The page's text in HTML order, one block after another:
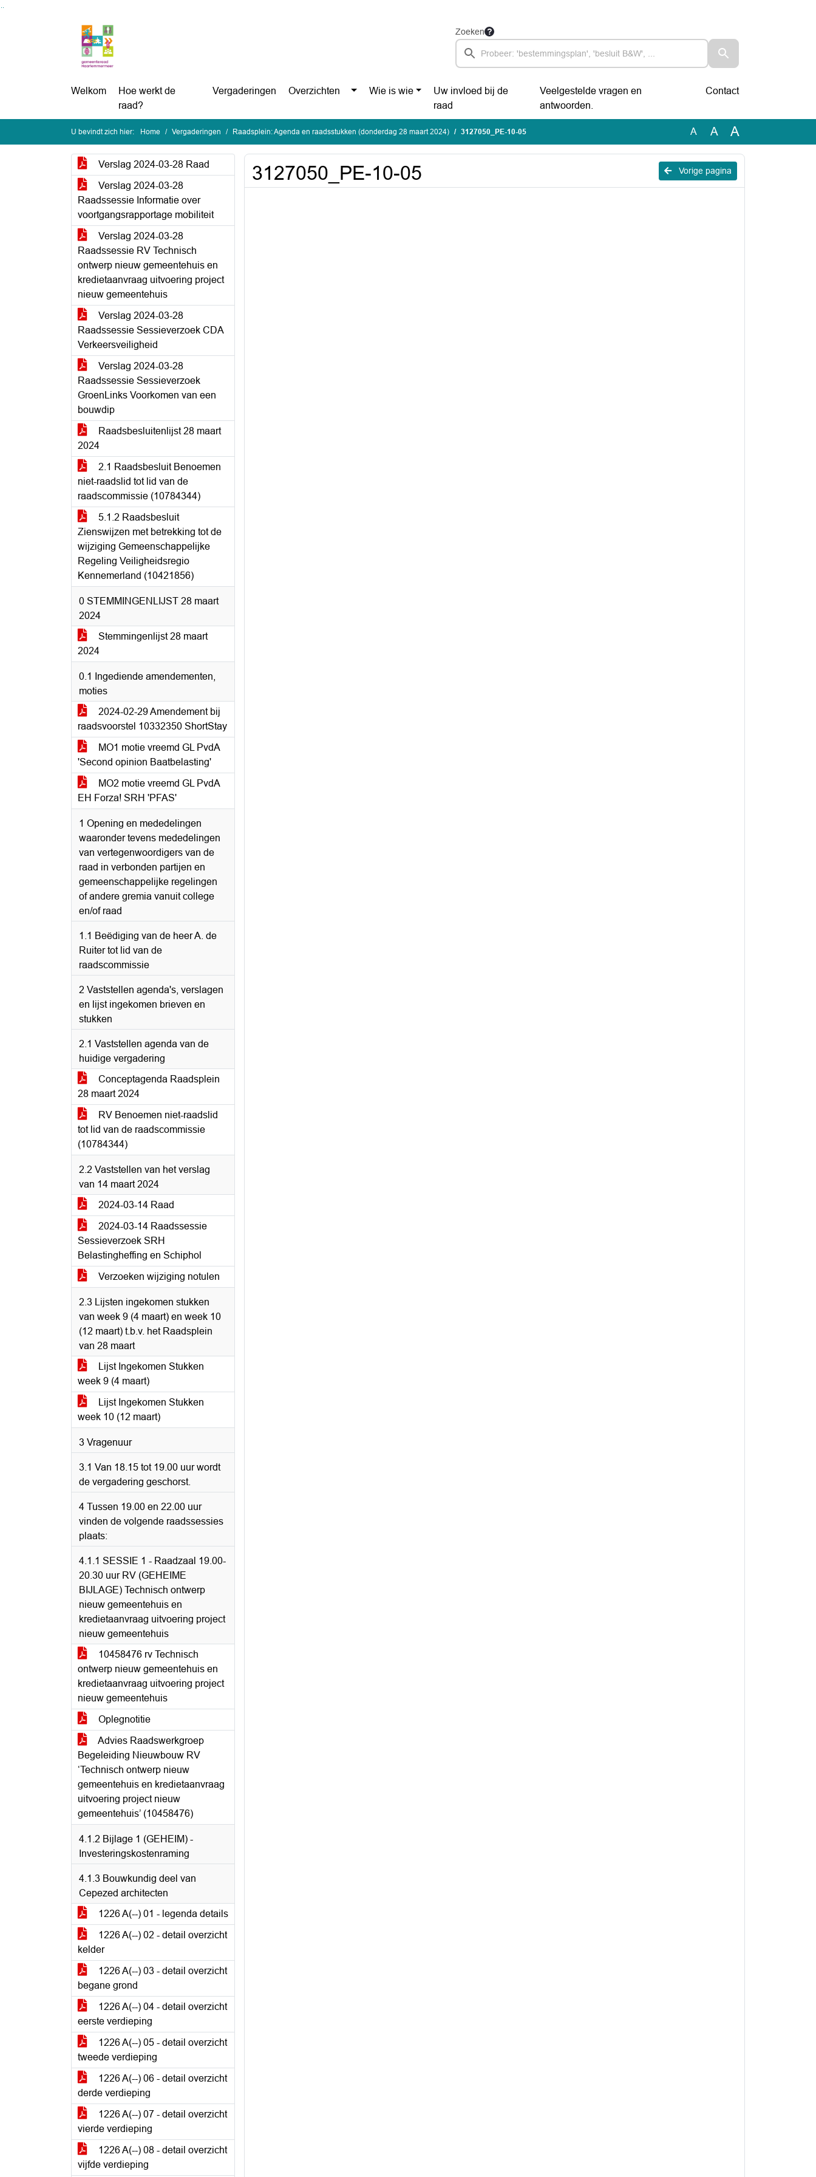
Zoeken
Welkom
Hoe werkt de
raad?
Vergaderingen Overzichten Wie is wie
Uw invloed bij de
raad
Veelgestelde vragen en
antwoorden.
Contact
U bevindt zich hier: Home Vergaderingen Raadsplein: Agenda en raadsstukken (donderdag 28 maart 2024) 3127050_PE-10-05 A A A
Verslag 2024-03-28 Raad
Verslag 2024-03-28
Raadssessie Informatie over
voortgangsrapportage mobiliteit
Verslag 2024-03-28
Raadssessie RV Technisch
ontwerp nieuw gemeentehuis en
kredietaanvraag uitvoering project
nieuw gemeentehuis
Verslag 2024-03-28
Raadssessie Sessieverzoek CDA
Verkeersveiligheid
Verslag 2024-03-28
Raadssessie Sessieverzoek
GroenLinks Voorkomen van een
bouwdip
Raadsbesluitenlijst 28 maart
2024
2.1 Raadsbesluit Benoemen
niet-raadslid tot lid van de
raadscommissie (10784344)
5.1.2 Raadsbesluit
Zienswijzen met betrekking tot de
wijziging Gemeenschappelijke
Regeling Veiligheidsregio
Kennemerland (10421856)
0 STEMMINGENLIJST 28 maart
2024
Stemmingenlijst 28 maart
2024
0.1 Ingediende amendementen,
moties
2024-02-29 Amendement bij
raadsvoorstel 10332350 ShortStay
MO1 motie vreemd GL PvdA
'Second opinion Baatbelasting'
MO2 motie vreemd GL PvdA
EH Forza! SRH 'PFAS'
1 Opening en mededelingen
waaronder tevens mededelingen
van vertegenwoordigers van de
raad in verbonden partijen en
gemeenschappelijke regelingen
of andere gremia vanuit college
en/of raad
1.1 Beëdiging van de heer A. de
Ruiter tot lid van de
raadscommissie
2 Vaststellen agenda's, verslagen
en lijst ingekomen brieven en
stukken
2.1 Vaststellen agenda van de
huidige vergadering
Conceptagenda Raadsplein
28 maart 2024
RV Benoemen niet-raadslid
tot lid van de raadscommissie
(10784344)
2.2 Vaststellen van het verslag
van 14 maart 2024
2024-03-14 Raad
2024-03-14 Raadssessie
Sessieverzoek SRH
Belastingheffing en Schiphol
Verzoeken wijziging notulen
2.3 Lijsten ingekomen stukken
van week 9 (4 maart) en week 10
(12 maart) t.b.v. het Raadsplein
van 28 maart
Lijst Ingekomen Stukken
week 9 (4 maart)
Lijst Ingekomen Stukken
week 10 (12 maart)
3 Vragenuur
3.1 Van 18.15 tot 19.00 uur wordt
de vergadering geschorst.
4 Tussen 19.00 en 22.00 uur
vinden de volgende raadssessies
plaats:
4.1.1 SESSIE 1 - Raadzaal 19.00-
20.30 uur RV (GEHEIME
BIJLAGE) Technisch ontwerp
nieuw gemeentehuis en
kredietaanvraag uitvoering project
nieuw gemeentehuis
10458476 rv Technisch
ontwerp nieuw gemeentehuis en
kredietaanvraag uitvoering project
nieuw gemeentehuis
Oplegnotitie
Advies Raadswerkgroep
Begeleiding Nieuwbouw RV
‘Technisch ontwerp nieuw
gemeentehuis en kredietaanvraag
uitvoering project nieuw
gemeentehuis’ (10458476)
4.1.2 Bijlage 1 (GEHEIM) -
Investeringskostenraming
4.1.3 Bouwkundig deel van
Cepezed architecten
1226 A(--) 01 - legenda details
1226 A(--) 02 - detail overzicht
kelder
1226 A(--) 03 - detail overzicht
begane grond
1226 A(--) 04 - detail overzicht
eerste verdieping
1226 A(--) 05 - detail overzicht
tweede verdieping
1226 A(--) 06 - detail overzicht
derde verdieping
1226 A(--) 07 - detail overzicht
vierde verdieping
1226 A(--) 08 - detail overzicht
vijfde verdieping
Vorige pagina
3127050_PE-10-05